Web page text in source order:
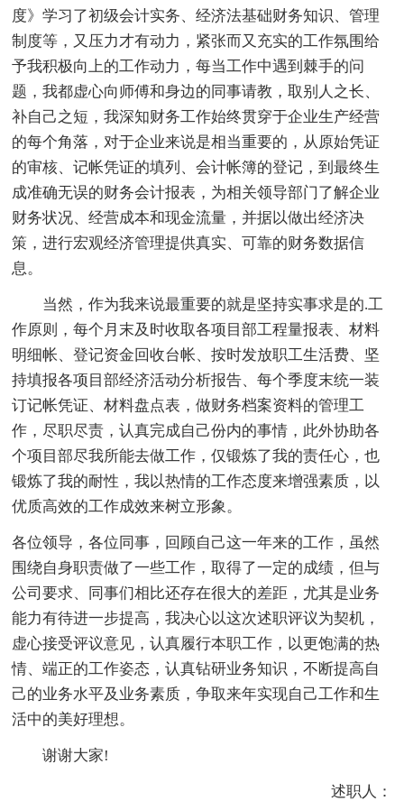
度》学习了初级会计实务、经济法基础财务知识、管理
制度等，又压力才有动力，紧张而又充实的工作氛围给
予我积极向上的工作动力，每当工作中遇到棘手的问
题，我都虚心向师傅和身边的同事请教，取别人之长、
补自己之短，我深知财务工作始终贯穿于企业生产经营
的每个角落，对于企业来说是相当重要的，从原始凭证
的审核、记帐凭证的填列、会计帐簿的登记，到最终生
成准确无误的财务会计报表，为相关领导部门了解企业
财务状况、经营成本和现金流量，并据以做出经济决
策，进行宏观经济管理提供真实、可靠的财务数据信
息。
当然，作为我来说最重要的就是坚持实事求是的.工
作原则，每个月末及时收取各项目部工程量报表、材料
明细帐、登记资金回收台帐、按时发放职工生活费、坚
持填报各项目部经济活动分析报告、每个季度末统一装
订记帐凭证、材料盘点表，做财务档案资料的管理工
作，尽职尽责，认真完成自己份内的事情，此外协助各
个项目部尽我所能去做工作，仅锻炼了我的责任心，也
锻炼了我的耐性，我以热情的工作态度来增强素质，以
优质高效的工作成效来树立形象。
各位领导，各位同事，回顾自己这一年来的工作，虽然
围绕自身职责做了一些工作，取得了一定的成绩，但与
公司要求、同事们相比还存在很大的差距，尤其是业务
能力有待进一步提高，我决心以这次述职评议为契机，
虚心接受评议意见，认真履行本职工作，以更饱满的热
情、端正的工作姿态，认真钻研业务知识，不断提高自
己的业务水平及业务素质，争取来年实现自己工作和生
活中的美好理想。
谢谢大家!
述职人：